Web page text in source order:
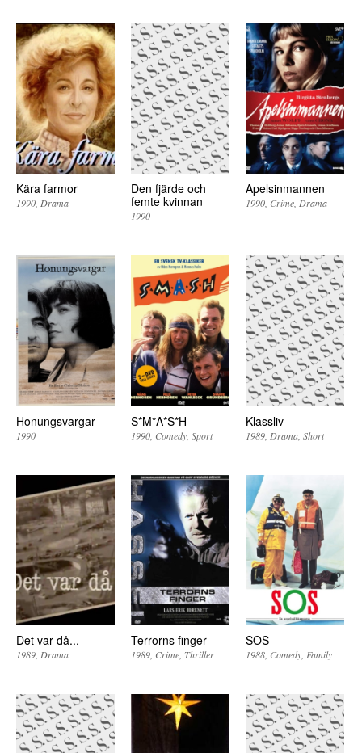
Kära farmor
1990 Drama
Den fjärde och
femte kvinnan
1990
Apelsinmannen
1990 Crime Drama
Honungsvargar
1990
S*M*A*S*H
1990 Comedy Sport
Klassliv
1989 Drama Short
Det var då...
1989 Drama
Terrorns finger
1989 Crime Thriller
SOS
1988 Comedy Family